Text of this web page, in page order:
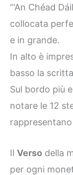
“‘An Chéad
collocata
e in grande.
In alto è
basso la scritta
Sul bordo più
notare le 12
Il Verso della
per ogni